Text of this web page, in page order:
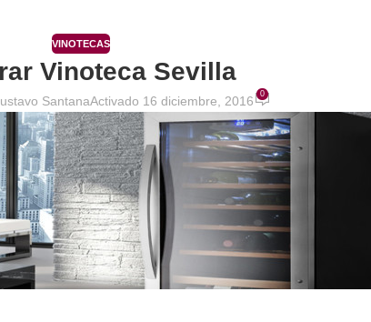
VINOTECAS
Vinoteca Sevilla
SantanaActivado 16 diciembre, 2016 0